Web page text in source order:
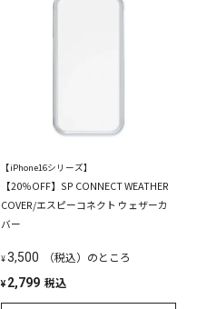
【iPhone16シリーズ】
【20％OFF】SP CONNECT WEATHER
COVER/エスピーコネクト ウェザーカ
バー
¥3,500 （税込）のところ
¥ 2,799 税込